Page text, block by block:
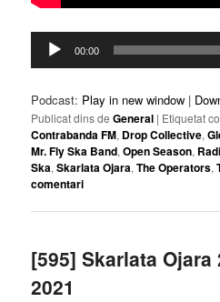
Reproductor
d'àudio
00:00
Podcast: Play in new window |
Publicat dins de General | Etiquetat
Contrabanda FM, Drop Collective,
Mr. Fly Ska Band,Open Season,
Ska,Skarlata Ojara,The Operators,
comentari
[595] Skarlata Ojara
2021